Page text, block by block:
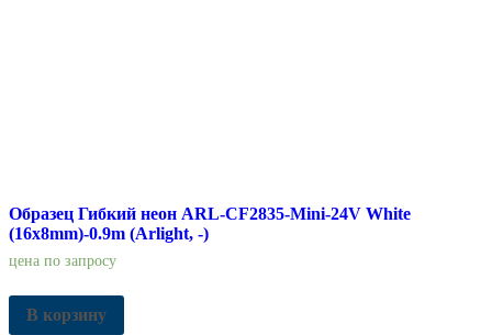
Образец Гибкий неон ARL-CF2835-Mini-24V White
(16x8mm)-0.9m (Arlight, -)
цена по запросу
В корзину